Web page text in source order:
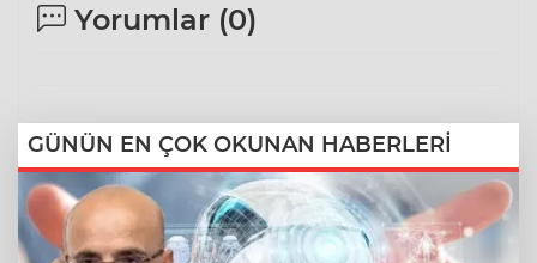
Yorumlar (0)
GÜNÜN EN ÇOK OKUNAN HABERLERİ